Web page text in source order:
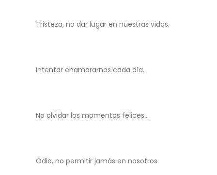
Tristeza, no dar lugar en nuestras vidas.
Intentar enamorarnos cada día.
No olvidar los momentos felices…
Odio, no permitir jamás en nosotros.